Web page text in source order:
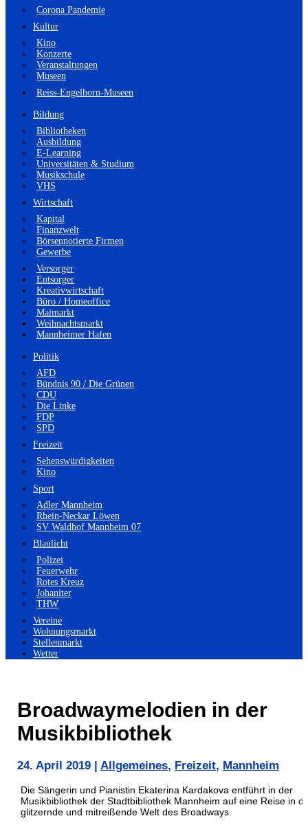
Corona Pandemie
Kultur
Kino
Konzerte
Veranstaltungen
Museen
Reiss-Engelhorn-Museen
Bildung
Bibliotheken
Ausbildung
E-Learning
Universitäten & Studium
Musikschule
VHS
Wirtschaft
Kapital
Finanzwelt
Börsennotierte Firmen
Gewerbe
Versorger
Entsorger
Kreativwirtschaft
Büro / Homeoffice
Maimarkt
Weihnachtsmarkt
Mannheimer Hafen
Politik
AFD
Bündnis 90 / Die Grünen
CDU
Die Linke
FDP
SPD
Freizeit
Sehenswürdigkeiten
Kino
Sport
Adler Mannheim
Rhein-Neckar Löwen
SV Waldhof Mannheim 07
Blaulicht
Polizei
Feuerwehr
Rotes Kreuz
Johaniter
THW
Vereine
Wohnungsmarkt
Stellenmarkt
Wetter
Broadwaymelodien in der
Musikbibliothek
24. April 2019 Allgemeines, Freizeit, Mannheim
Die Sängerin und Pianistin Ekaterina Kardakova entführt in der
Musikbibliothek der Stadtbibliothek Mannheim auf eine Reise in
glitzernde und mitreißende Welt des Broadways.